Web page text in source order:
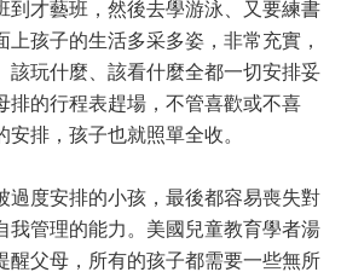
到才藝班，然後去學游泳、又要練書
孩子的生活多采多姿，非常充實，
該玩什麼、該看什麼全都一切安排妥
排的行程表趕場，不管喜歡或不喜
排，孩子也就照單全收。
過度安排的小孩，最後都容易喪失對
我管理的能力。美國兒童教育學者湯
醒父母，所有的孩子都需要一些無所